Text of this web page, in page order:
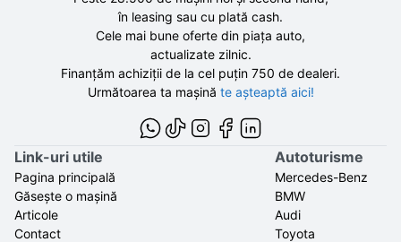
în leasing sau cu plată cash.
Cele mai bune oferte din piața auto,
actualizate zilnic.
Finanțăm achiziții de la cel puțin 750 de dealeri.
Următoarea ta mașină te așteaptă aici!
Link-uri utile
Pagina principală
Găsește o mașină
Articole
Contact
Autoturisme
Mercedes-Benz
BMW
Audi
Toyota